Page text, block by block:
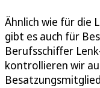
Ähnlich wie für die
gibt es auch für
Berufsschiffer
kontrollieren wir